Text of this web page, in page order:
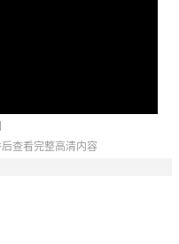
查看完整高清内容